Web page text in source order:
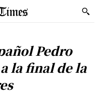
Pedro
la final de la